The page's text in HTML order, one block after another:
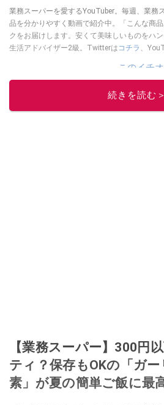
業務スーパーを愛するYouTuber。毎週、業務
品を分かりやすく動画で紹介中。「こんな商
クをお届けします。安くて美味しいものをハ
生活アドバイザー2級。Twitterは コチラ 、
このイチ
続きを読む＞
【業務スーパー】300円
ティ？保存もOKの「ガ
素」が夏の簡単ご飯に最